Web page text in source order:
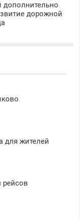
дополнительно
дорожной
для жителей